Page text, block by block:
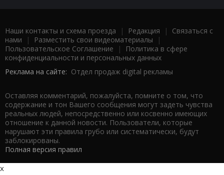
Наши контакты и схема проезда | Редакция | Связаться с
нами | Разместить свои видеоматериалы |
Пользовательское Соглашение |
Политика в сфере
конфиденциальности и персональных данных
Реклама на сайте: Отдел продаж digital рекламы
Оставляя комментарий, пожалуйста, помните о том, что
содержание и тон Вашего сообщения могут задеть чувства
реальных людей, непосредственно или косвенно имеющих
отношение к данной новости. Пользователи, которые
нарушают эти правила грубо или систематически, будут
заблокированы.
Полная версия правил
x